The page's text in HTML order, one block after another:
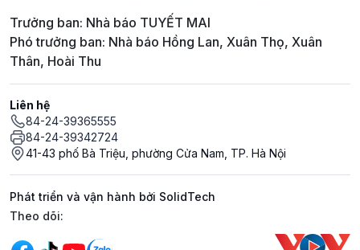
Trưởng ban: Nhà báo TUYẾT MAI
Phó trưởng ban: Nhà báo Hồng Lan, Xuân Thọ, Xuân
Thân, Hoài Thu
Liên hệ
84-24-39365555
84-24-39342724
41-43 phố Bà Triệu, phường Cửa Nam, TP. Hà Nội
Phát triển và vận hành bởi SolidTech
Mạng xã hội
Theo dõi: